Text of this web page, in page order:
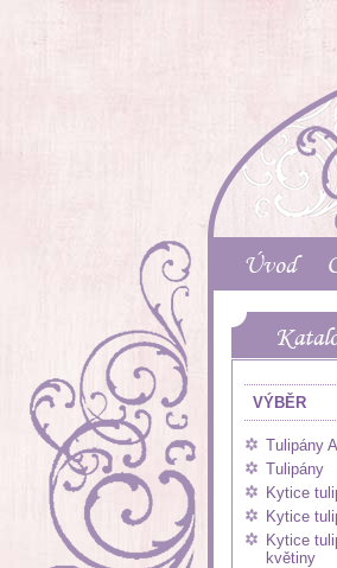
Úvod
VÝBĚR
Tulipány
Tulipány
Kytice
Kytice
Kytice
květiny